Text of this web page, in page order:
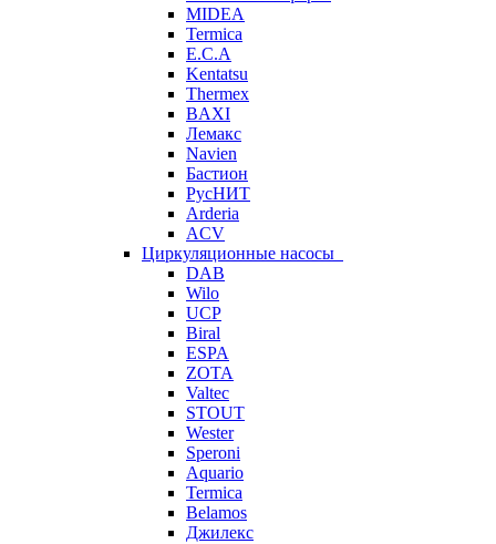
MIDEA
Termica
E.C.A
Kentatsu
Thermex
BAXI
Лемакс
Navien
Бастион
РусНИТ
Arderia
ACV
Циркуляционные насосы
DAB
Wilo
UCP
Biral
ESPA
ZOTA
Valtec
STOUT
Wester
Speroni
Aquario
Termica
Belamos
Джилекс